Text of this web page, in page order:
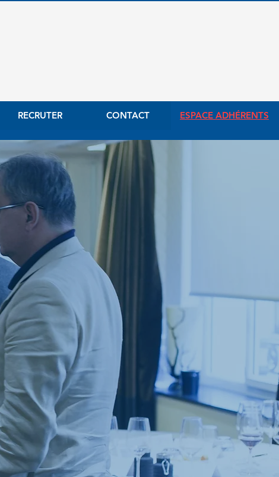
RECRUTER CONTACT ESPACE ADHÉRENTS